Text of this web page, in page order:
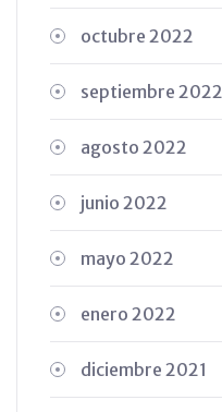
octubre 2022
septiembre 2022
agosto 2022
junio 2022
mayo 2022
enero 2022
diciembre 2021